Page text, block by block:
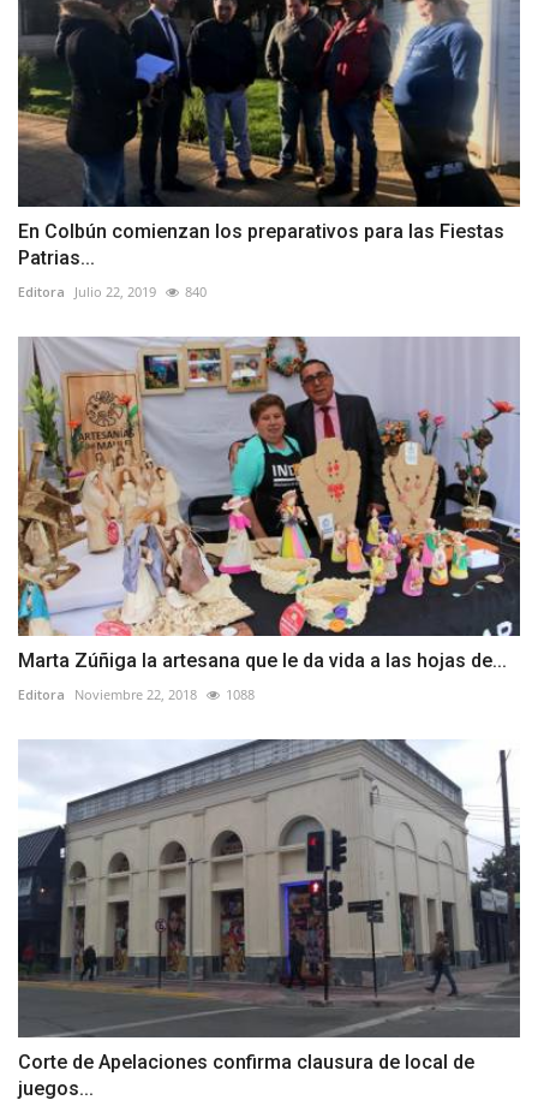
En Colbún comienzan los preparativos para las Fiestas
Patrias...
Editora Julio 22, 2019 840
Marta Zúñiga la artesana que le da vida a las hojas de...
Editora Noviembre 22, 2018 1088
Corte de Apelaciones confirma clausura de local de
juegos...